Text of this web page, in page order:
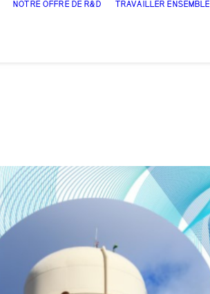
NOTRE OFFRE DE R&D TRAVAILLER ENSEMBLE